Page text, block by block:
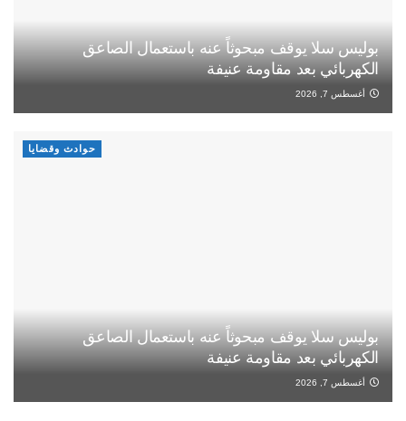
بوليس سلا يوقف مبحوثاً عنه باستعمال الصاعق
الكهربائي بعد مقاومة عنيفة
أغسطس 7, 2026
حوادث وقضايا
بوليس سلا يوقف مبحوثاً عنه باستعمال الصاعق
الكهربائي بعد مقاومة عنيفة
أغسطس 7, 2026